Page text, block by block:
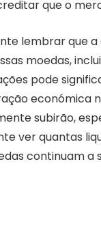
que o
lembrar que
moedas,
pode
económica
subirão,
ver quantas
continuam a